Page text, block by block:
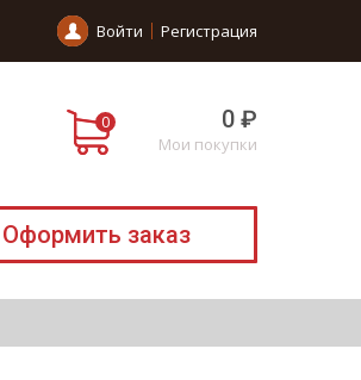
Войти Регистрация
0 ₽
Мои покупки
Оформить заказ